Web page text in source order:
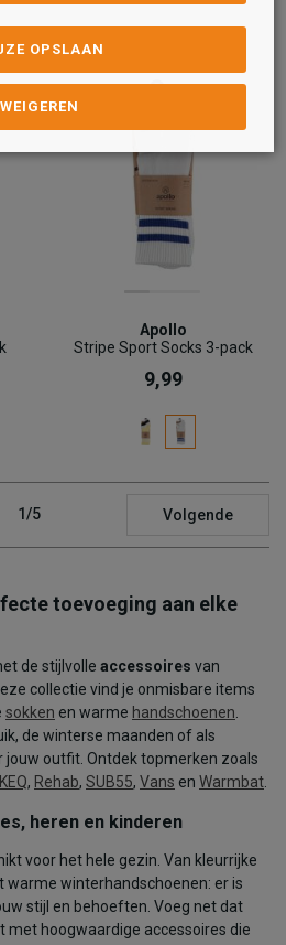
Apollo
Stripe Sport Socks 3-pack
9,99
1/5 Volgende
toevoeging aan elke
de stijlvolle accessoires van
collectie vind je onmisbare items
sokken en warme handschoenen
de winterse maanden of als
jouw outfit. Ontdek topmerken zoals
KEQ, Rehab, SUB55, Vans en Warmbat
heren en kinderen
voor het hele gezin. Van kleurrijke
warme winterhandschoenen: er is
stijl en behoeften. Voeg net dat
met hoogwaardige accessoires die
OPSLAAN
WEIGEREN